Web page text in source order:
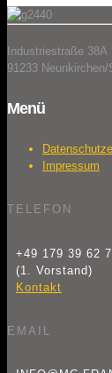
Industriestraße 38A
91233 Neunkirchen/
Menü
Impressum
TELEFON
+49 179 39 62
(1. Vorstand)
Kontakt
EMAIL